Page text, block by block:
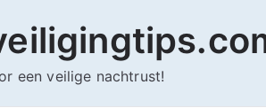
een veilige nachtrust!